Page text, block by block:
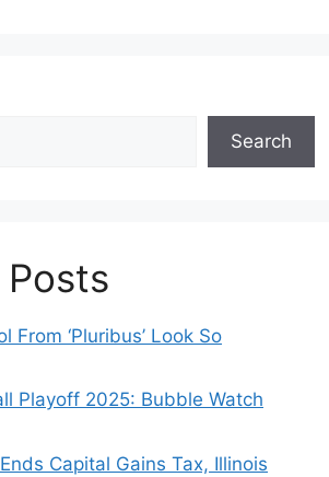
Search
From ‘Pluribus’ Look So
Playoff 2025: Bubble Watch
Capital Gains Tax, Illinois